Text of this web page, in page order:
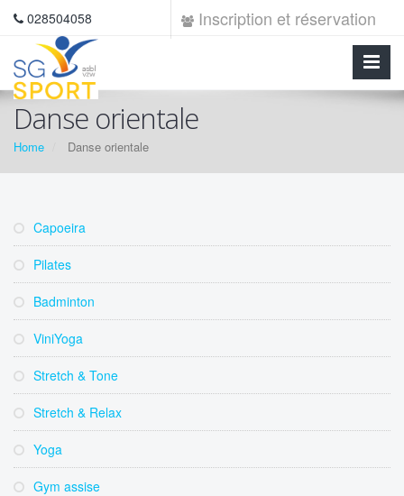
028504058 Inscription et réservation
Danse orientale
Home Danse orientale
Capoeira
Pilates
Badminton
ViniYoga
Stretch & Tone
Stretch & Relax
Yoga
Gym assise